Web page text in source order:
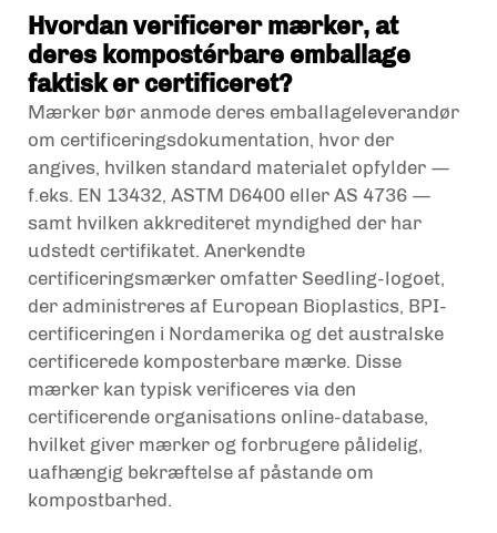
Hvordan verificerer mærker, at
deres kompostérbare emballage
faktisk er certificeret?
Mærker bør anmode deres emballageleverandør
om certificeringsdokumentation, hvor der
angives, hvilken standard materialet opfylder —
f.eks. EN 13432, ASTM D6400 eller AS 4736 —
samt hvilken akkrediteret myndighed der har
udstedt certifikatet. Anerkendte
certificeringsmærker omfatter Seedling-logoet,
der administreres af European Bioplastics, BPI-
certificeringen i Nordamerika og det australske
certificerede komposterbare mærke. Disse
mærker kan typisk verificeres via den
certificerende organisations online-database,
hvilket giver mærker og forbrugere pålidelig,
uafhængig bekræftelse af påstande om
kompostbarhed.